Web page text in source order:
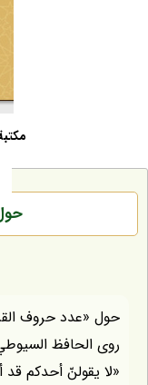
الوسائط
حول «عدد
حروف القرآن»
السيوطي عن
أحدكم قد أخذت